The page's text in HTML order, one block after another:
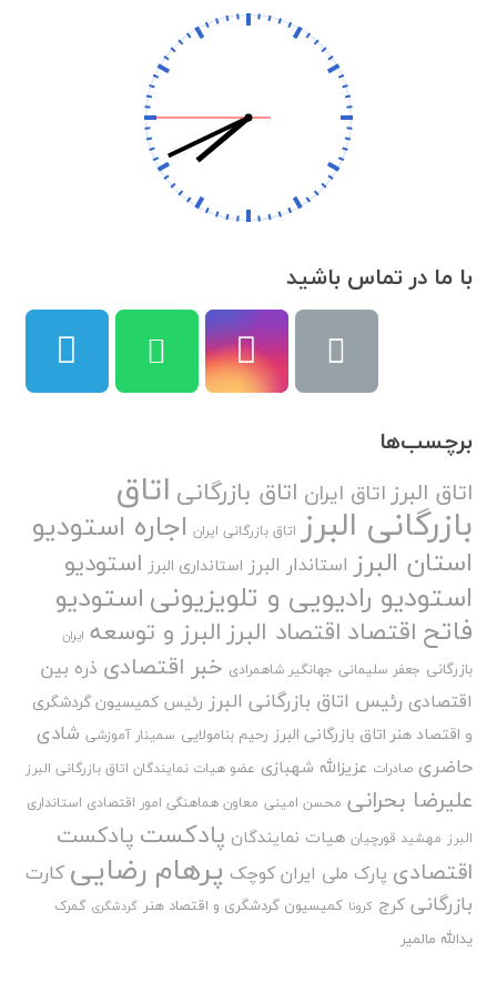
با ما در تماس باشید
برچسب‌ها
اتاق البرزاتاق ایران اتاق بازرگانی اتاق
بازرگانی البرز اتاق بازرگانی ایران اجاره استودیو
استان البرز استاندار البرز استانداری البرز استودیو
استودیو رادیویی و تلویزیونیاستودیو
فاتح اقتصاد اقتصاد البرزالبرز و توسعه ایران
بازرگانی جعفر سلیمانی جهانگیر شاهمرادی خبر اقتصادی ذره بین
اقتصادی رئیس اتاق بازرگانی البرز رئیس کمیسیون گردشگری
و اقتصاد هنر اتاق بازرگانی البرز رحیم بنامولایی سمینار آموزشی شادی
حاضری صادرات عزیزالله شهبازی عضو هیات نمایندگان اتاق بازرگانی البرز
علیرضا بحرانی محسن امینی معاون هماهنگی امور اقتصادی استانداری
البرز مهشید قورچیان هیات نمایندگان پادکست پادکست
اقتصادی پارک ملی ایران کوچک پرهام رضایی کارت
بازرگانی کرج کرونا کمیسیون گردشگری و اقتصاد هنر گردشگری گمرک
یدالله مالمیر